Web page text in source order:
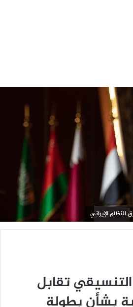
الإيراني
تقابل